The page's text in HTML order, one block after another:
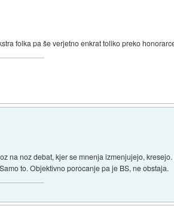
folka pa še verjetno enkrat toliko preko
na noz debat, kjer se mnenja izmenjujejo,
to. Objektivno porocanje pa je BS, ne obstaja.